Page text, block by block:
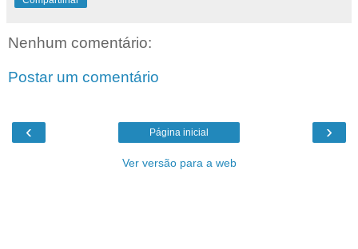
Nenhum comentário:
Postar um comentário
‹ ›
Página inicial
Ver versão para a web